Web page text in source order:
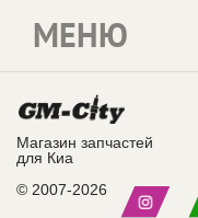
Магазин запчастей
для Киа
© 2007-2026
МЕНЮ